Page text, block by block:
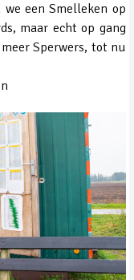
een Smelleken op
maar echt op gang
Sperwers, tot nu